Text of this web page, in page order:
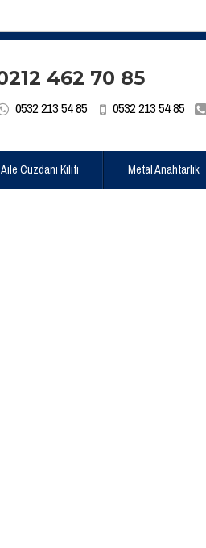
0532 213 54 85 0532 213 54 85
Aile Cüzdanı Kılıfı Metal Anahtarlık